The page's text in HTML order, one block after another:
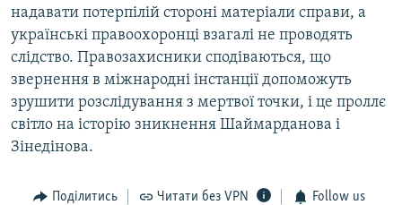
надавати потерпілій стороні матеріали справи, а
українські правоохоронці взагалі не проводять
слідство. Правозахисники сподіваються, що
звернення в міжнародні інстанції допоможуть
зрушити розслідування з мертвої точки, і це проллє
світло на історію зникнення Шаймарданова і
Зінедінова.
Поділитись Читати без VPN Follow us